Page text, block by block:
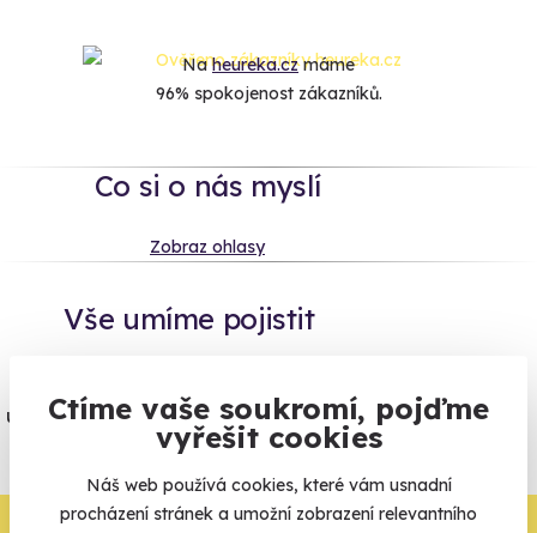
Ctíme vaše soukromí, pojďme
vyřešit cookies
Náš web používá cookies, které vám usnadní
procházení stránek a umožní zobrazení relevantního
Naheureka.czmáme
96% spokojenost zákazníků.
Co si o nás myslí
Zobraz ohlasy
Vše umíme pojistit
úrazové pojištění z nabídky zážitkových
agentur.
Vše o pojištění